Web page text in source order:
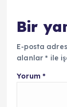
Bir
E-posta
alanlar* ile
Yorum *